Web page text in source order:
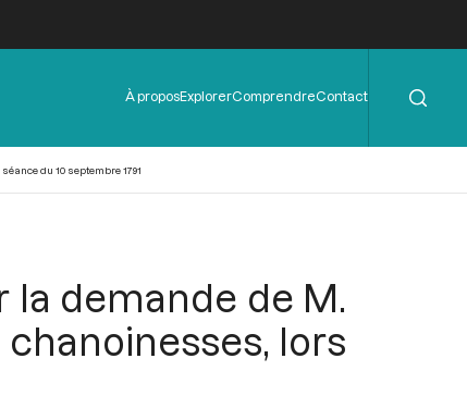
Menu
de
À proposExplorerComprendreContact
du 10 septembre 1791
la demande de M.
lors